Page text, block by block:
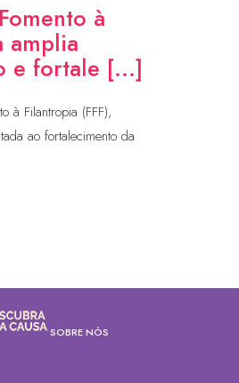
à
amplia
e fortale [...]
à Filantropia (FFF),
ao fortalecimento da
SOBRE NÓS